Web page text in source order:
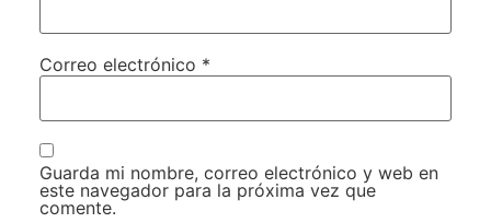
Correo electrónico *
Guarda mi nombre, correo electrónico y web en
este navegador para la próxima vez que
comente.